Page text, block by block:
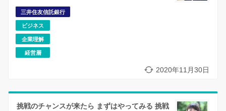
三井住友信託銀行
ビジネス
企業理解
経営層
2020年11月30日
挑戦のチャンスが来たら まずはやってみる 挑戦